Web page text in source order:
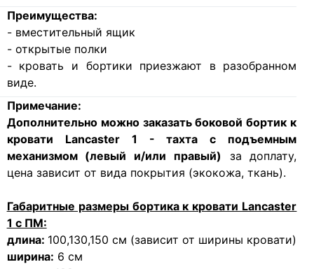
Преимущества:
- вместительный ящик
- открытые полки
- кровать и бортики приезжают в разобранном
виде.
Примечание:
Дополнительно можно заказать боковой бортик к
кровати
Lancaster 1 - тахта с подъемным
механизмом (левый и/или правый) за доплату,
цена зависит от вида покрытия (экокожа, ткань).
Габаритные размеры бортика к кровати Lancaster
1 с ПМ:
длина: 100,130,150 см (зависит от ширины кровати)
ширина: 6 см